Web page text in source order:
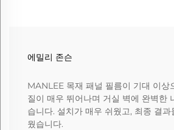
에밀리 존슨
MANLEE 목재 패널 필름이 기대 이상
질이 매우 뛰어나며 거실 벽에 완벽한
습니다. 설치가 매우 쉬웠고, 최종 결
웠습니다.